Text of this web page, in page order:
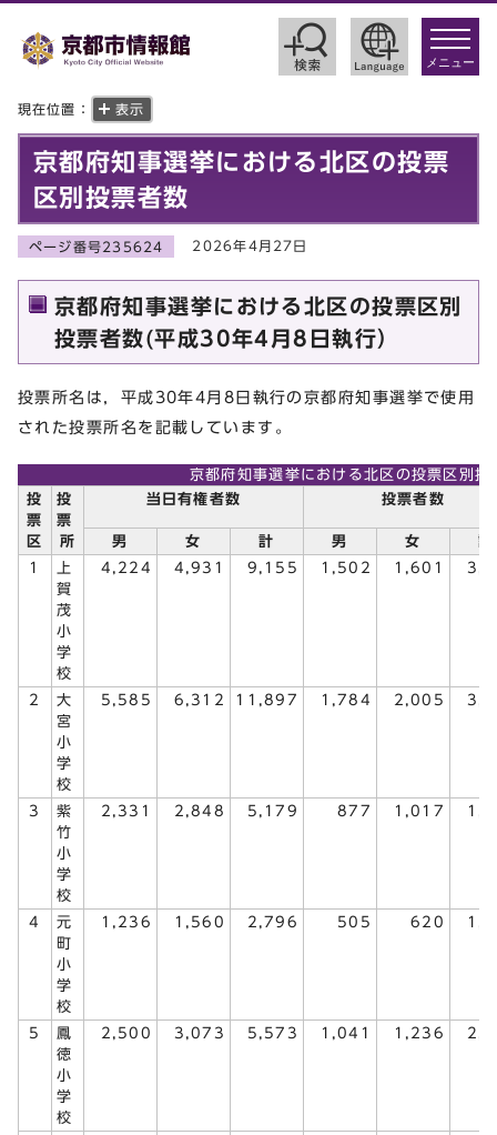
toggle
メニュー
現在位置： 表示
京都府知事選挙における北区の投票
区別投票者数
ページ番号235624 2026年4月27日
京都府知事選挙における北区の投票区別
投票者数(平成30年4月8日執行）
投票所名は，平成30年4月8日執行の京都府知事選挙で使用
された投票所名を記載しています。
京都府知事選挙における北区の投票区別投
投
票
区
投
票
所
当日有権者数 投票者数
男 女 計 男 女
計
1
上
賀
茂
小
学
校
4,224 4,931 9,155 1,502 1,601
2
大
宮
小
学
校
5,585 6,312 11,897 1,784 2,005
3
紫
竹
小
学
校
2,331 2,848 5,179 877 1,017
4
元
町
小
学
校
1,236 1,560 2,796 505 620
5
鳳
徳
小
学
校
2,500 3,073 5,573 1,041 1,236